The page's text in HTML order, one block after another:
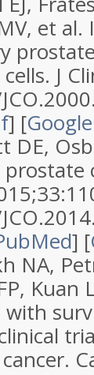
et
J
] [
DE,
] [
NA,
Kuan
with